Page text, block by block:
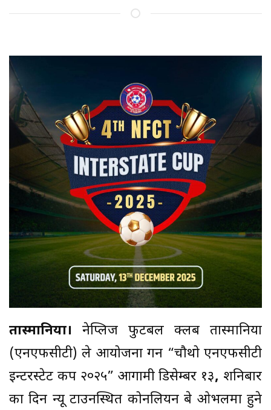
तास्मानिया। नेप्लिज फुटबल क्लब तास्मानिया
(एनएफसीटी) ले आयोजना गर्ने “चौथो एनएफसीटी
इन्टरस्टेट कप २०२५” आगामी डिसेम्बर १३, शनिबार
का दिन न्यू टाउनस्थित कोर्नेलियन बे ओभलमा हुने